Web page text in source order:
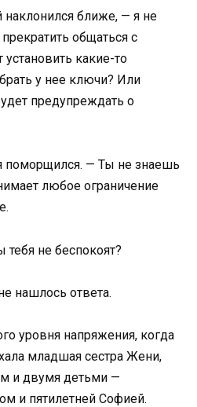
ближе, — я не
общаться с
какие-то
у нее ключи? Или
предупреждать о
поморщился. — Ты не знаешь
любое ограничение
не беспокоят?
нашлось ответа.
уровня напряжения, когда
младшая сестра Жени,
и двумя детьми —
и пятилетней Софией.